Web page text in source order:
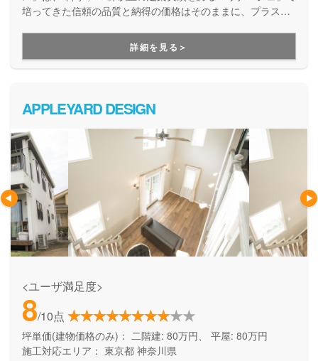
培ってきた信頼の品質と納得の価格はそのままに、プラスα
ることで、納得価格で世界にひとつの住まいが完成します。
詳細を見る＞
APPLEYARD DESIGN
<ユーザ満足度>
8/10点
坪単価(建物価格のみ)： 二階建: 80万円、 平屋: 80万円
施工対応エリア： 東京都 神奈川県